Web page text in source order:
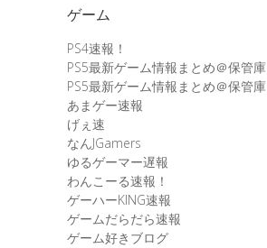
ゲーム
PS4速報！
PS5最新ゲーム情報まとめ＠保管庫
PS5最新ゲーム情報まとめ＠保管庫
あまゲー速報
げぇ速
なんJGamers
ゆるゲーマー遅報
わんこーる速報！
ゲーハーKING速報
ゲームだらだら速報
ゲーム好きブログ